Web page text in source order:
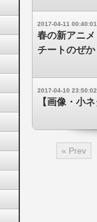
2017-04-11 00:40:01
春の新アニ
チートのぜ
2017-04-10 23:50:02
【画像・小
« Prev